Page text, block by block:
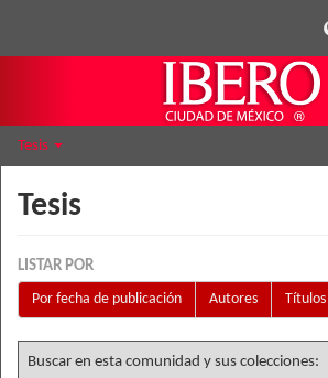
Tesis
Tesis
LISTAR POR
Por fecha de publicación
Autores Títulos
Buscar en esta comunidad y sus colecciones: